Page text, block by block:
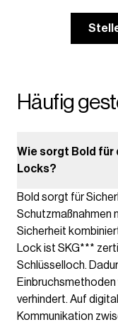
Häufig
Wie sorgt Bold für
Locks?
Bold sorgt für
Schutzmaßnahmen
Sicherheit
Lock ist SKG***
Schlüsselloch.
verhindert. Auf
Kommunikation